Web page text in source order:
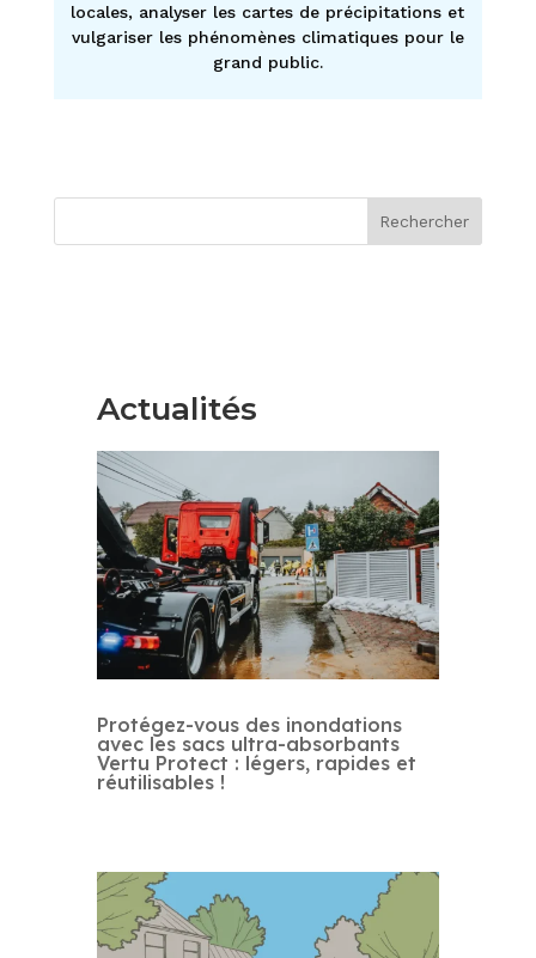
locales, analyser les cartes de précipitations et
vulgariser les phénomènes climatiques pour le
grand public.
Rechercher
Actualités
Protégez-vous des inondations
avec les sacs ultra-absorbants
Vertu Protect : légers, rapides et
réutilisables !